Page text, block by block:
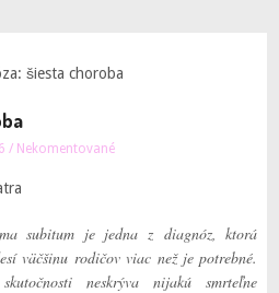
šiesta choroba
/ Nekomentované
subitum je jedna z diagnóz, ktorá
väčšinu rodičov viac než je potrebné.
neskrýva nijakú smrteľne